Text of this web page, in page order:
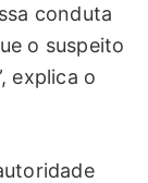
conduta
o suspeito
explica o